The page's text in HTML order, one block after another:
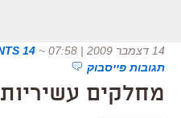
14 דצמבר 2009 | 07:58 ~
14 COMMENTS
תגובות פייסבוק
מחלקים עשיריות